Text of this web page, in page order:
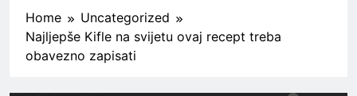
Home
Uncategorized
Najljepše Kifle na svijetu ovaj recept treba
obavezno zapisati